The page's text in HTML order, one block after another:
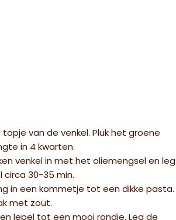
van de venkel. Pluk het groene
in 4 kwarten.
venkel in met het oliemengsel en leg
circa 30-35 min.
in een kommetje tot een dikke pasta.
met zout.
lepel tot een mooi rondje. Leg de